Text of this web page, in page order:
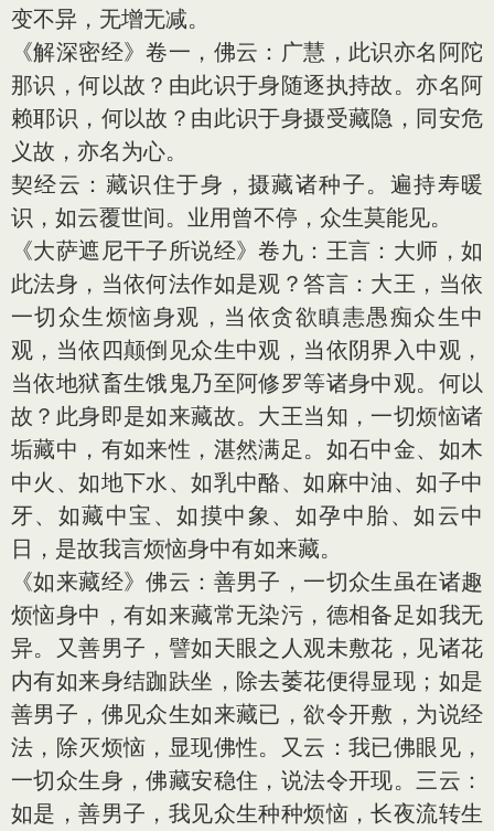
变不异，无增无减。
《解深密经》卷一，佛云：广慧，此识亦名阿陀
那识，何以故？由此识于身随逐执持故。亦名阿
赖耶识，何以故？由此识于身摄受藏隐，同安危
义故，亦名为心。
契经云：藏识住于身，摄藏诸种子。遍持寿暖
识，如云覆世间。业用曾不停，众生莫能见。
《大萨遮尼干子所说经》卷九：王言：大师，如
此法身，当依何法作如是观？答言：大王，当依
一切众生烦恼身观，当依贪欲瞋恚愚痴众生中
观，当依四颠倒见众生中观，当依阴界入中观，
当依地狱畜生饿鬼乃至阿修罗等诸身中观。何以
故？此身即是如来藏故。大王当知，一切烦恼诸
垢藏中，有如来性，湛然满足。如石中金、如木
中火、如地下水、如乳中酪、如麻中油、如子中
牙、如藏中宝、如摸中象、如孕中胎、如云中
日，是故我言烦恼身中有如来藏。
《如来藏经》佛云：善男子，一切众生虽在诸趣
烦恼身中，有如来藏常无染污，德相备足如我无
异。又善男子，譬如天眼之人观未敷花，见诸花
内有如来身结跏趺坐，除去萎花便得显现；如是
善男子，佛见众生如来藏已，欲令开敷，为说经
法，除灭烦恼，显现佛性。又云：我已佛眼见，
一切众生身，佛藏安稳住，说法令开现。三云：
如是，善男子，我见众生种种烦恼，长夜流转生